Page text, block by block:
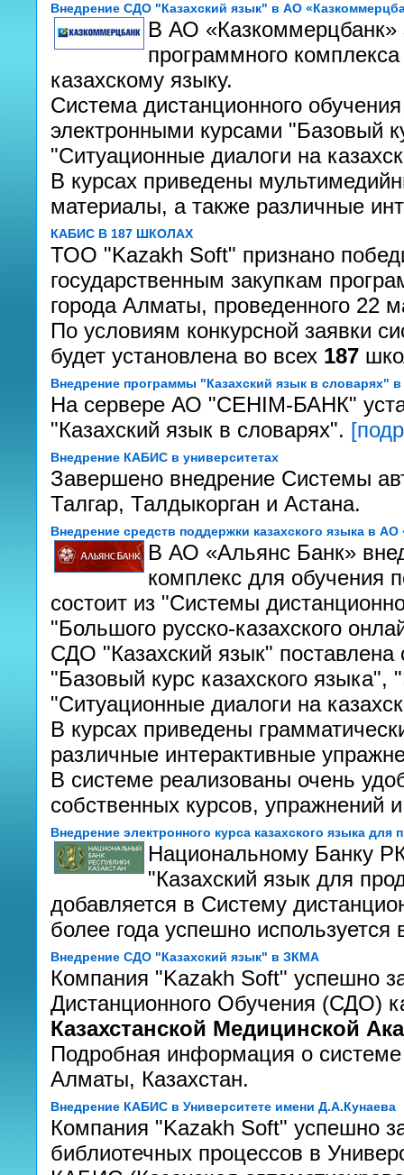
Внедрение СДО "Казахский язык" в АО
В АО «Казкоммерцбанк»
программного
казахскому языку.
Система дистанционного
электронными курсами "Базовый
"Ситуационные диалоги на
В курсах приведены
материалы, а также различные
КАБИС В 187 ШКОЛАХ
ТОО "Kazakh Soft" признано
государственным закупкам
города Алматы, проведенного 22
По условиям конкурсной заявки
будет установлена во всех 187
Внедрение программы "Казахский язык в
На сервере АО "СЕНIМ-БАНК"
"Казахский язык в словарях".
Внедрение КАБИС в университетах
Завершено внедрение Системы
Талгар, Талдыкорган и Астана.
Внедрение средств поддержки казахского языка в АО
В АО «Альянс Банк»
комплекс для обучения
состоит из "Системы
"Большого русско-казахского
СДО "Казахский язык"
"Базовый курс казахского
"Ситуационные диалоги на
В курсах приведены
различные интерактивные
В системе реализованы очень
собственных курсов, упражнений
Внедрение электронного курса казахского языка
Национальному Банку
"Казахский язык для
добавляется в Систему
более года успешно используется
Внедрение СДО "Казахский язык" в ЗКМА
Компания "Kazakh Soft" успешно
Дистанционного Обучения (СДО)
Казахстанской Медицинской
Подробная информация о
Алматы, Казахстан.
Внедрение КАБИС в Университете имени Д.А.Кунаева
Компания "Kazakh Soft" успешно
библиотечных процессов в